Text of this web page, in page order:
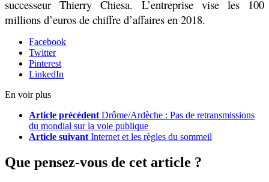
successeur Thierry Chiesa. L’entreprise vise les 100
millions d’euros de chiffre d’affaires en 2018.
Facebook
Twitter
Pinterest
LinkedIn
En voir plus
Article précédent Drôme/Ardèche : Pas de retransmissions
du mondial sur la voie publique
Article suivant Internet et les règles du sommeil
Que pensez-vous de cet article ?